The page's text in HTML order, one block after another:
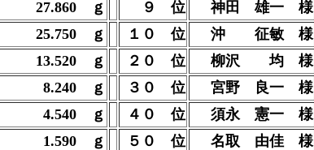
27.860 ｇ ９ 位 神田 雄一 様
25.750 ｇ １０ 位 沖 征敏 様
13.520 ｇ ２０ 位 柳沢 均 様
8.240 ｇ ３０ 位 宮野 良一 様
4.540 ｇ ４０ 位 須永 憲一 様
1.590 ｇ ５０ 位 名取 由佳 様